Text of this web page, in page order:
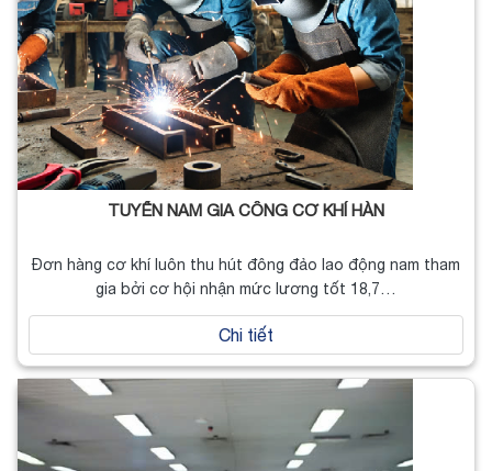
TUYỂN NAM GIA CÔNG CƠ KHÍ HÀN
Đơn hàng cơ khí luôn thu hút đông đảo lao động nam tham
gia bởi cơ hội nhận mức lương tốt 18,7…
Chi tiết